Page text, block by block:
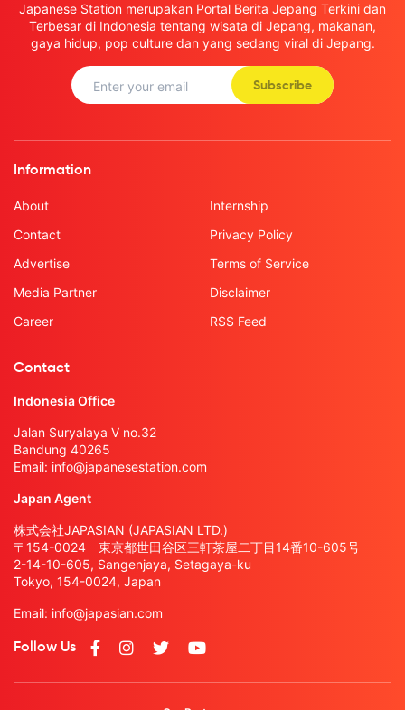
Japanese Station merupakan Portal Berita Jepang Terkini dan
Terbesar di Indonesia tentang wisata di Jepang, makanan,
gaya hidup, pop culture dan yang sedang viral di Jepang.
Subscribe
Information
About
Contact
Advertise
Media Partner
Career
Internship
Privacy Policy
Terms of Service
Disclaimer
RSS Feed
Contact
Indonesia Office
Jalan Suryalaya V no.32
Bandung 40265
Email: info@japanesestation.com
Japan Agent
株式会社JAPASIAN (JAPASIAN LTD.)
〒154-0024 東京都世田谷区三軒茶屋二丁目14番10-605号
2-14-10-605, Sangenjaya, Setagaya-ku
Tokyo, 154-0024, Japan
Email: info@japasian.com
Follow Us